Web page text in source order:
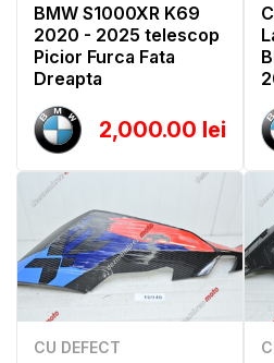
BMW S1000XR K69
2020 - 2025 telescop
Picior Furca Fata
Dreapta
2,000.00 lei
CU DEFECT